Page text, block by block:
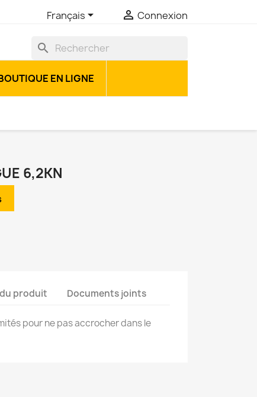
Français  Connexion
search
EN LIGNE
6,2KN
produit Documents joints
pour ne pas accrocher dans le